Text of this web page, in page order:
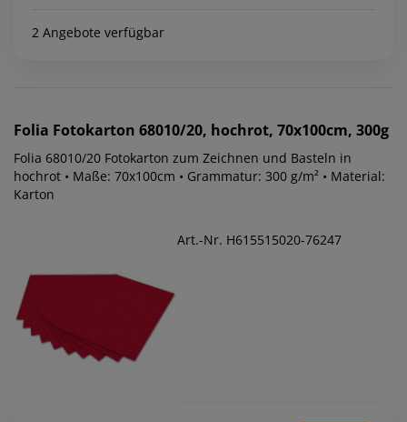
2 Angebote verfügbar
Folia Fotokarton 68010/20, hochrot, 70x100cm, 300g
Folia 68010/20 Fotokarton zum Zeichnen und Basteln in
hochrot • Maße: 70x100cm • Grammatur: 300 g/m² • Material:
Karton
Art.-Nr. H615515020-76247